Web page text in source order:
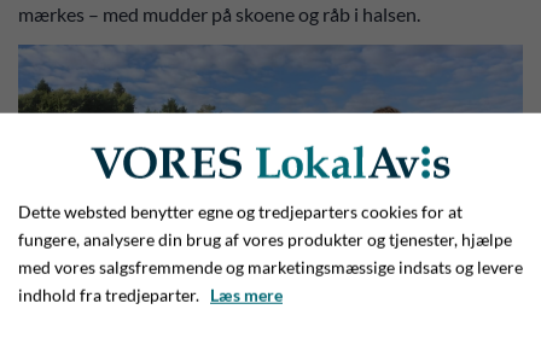
mærkes – med mudder på skoene og råb i halsen.
Dette websted benytter egne og tredjeparters cookies for at
fungere, analysere din brug af vores produkter og tjenester, hjælpe
med vores salgsfremmende og marketingsmæssige indsats og levere
indhold fra tredjeparter. Læs mere